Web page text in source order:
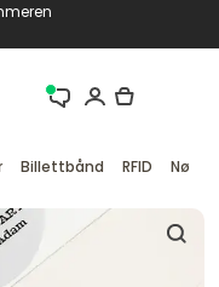
Billettbånd RFID